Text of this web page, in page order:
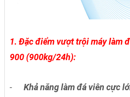
1. Đặc điểm vượt trội máy làm
900 (900kg/24h):
- Khả năng làm đá viên cực